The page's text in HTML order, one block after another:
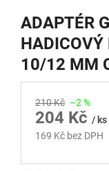
ADAPTÉR
HADICOVÝ
10/12 MM
210 Kč –2 %
204 Kč / ks
169 Kč bez DPH